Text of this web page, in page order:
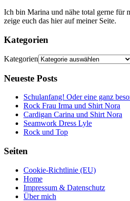
Ich bin Marina und nähe total gerne für
zeige euch das hier auf meiner Seite.
Kategorien
Kategorien
Neueste Posts
Schulanfang! Oder eine ganz
Rock Frau Irma und Shirt Nora
Cardigan Carina und Shirt Nora
Seamwork Dress Lyle
Rock und Top
Seiten
Cookie-Richtlinie (EU)
Home
Impressum & Datenschutz
Über mich